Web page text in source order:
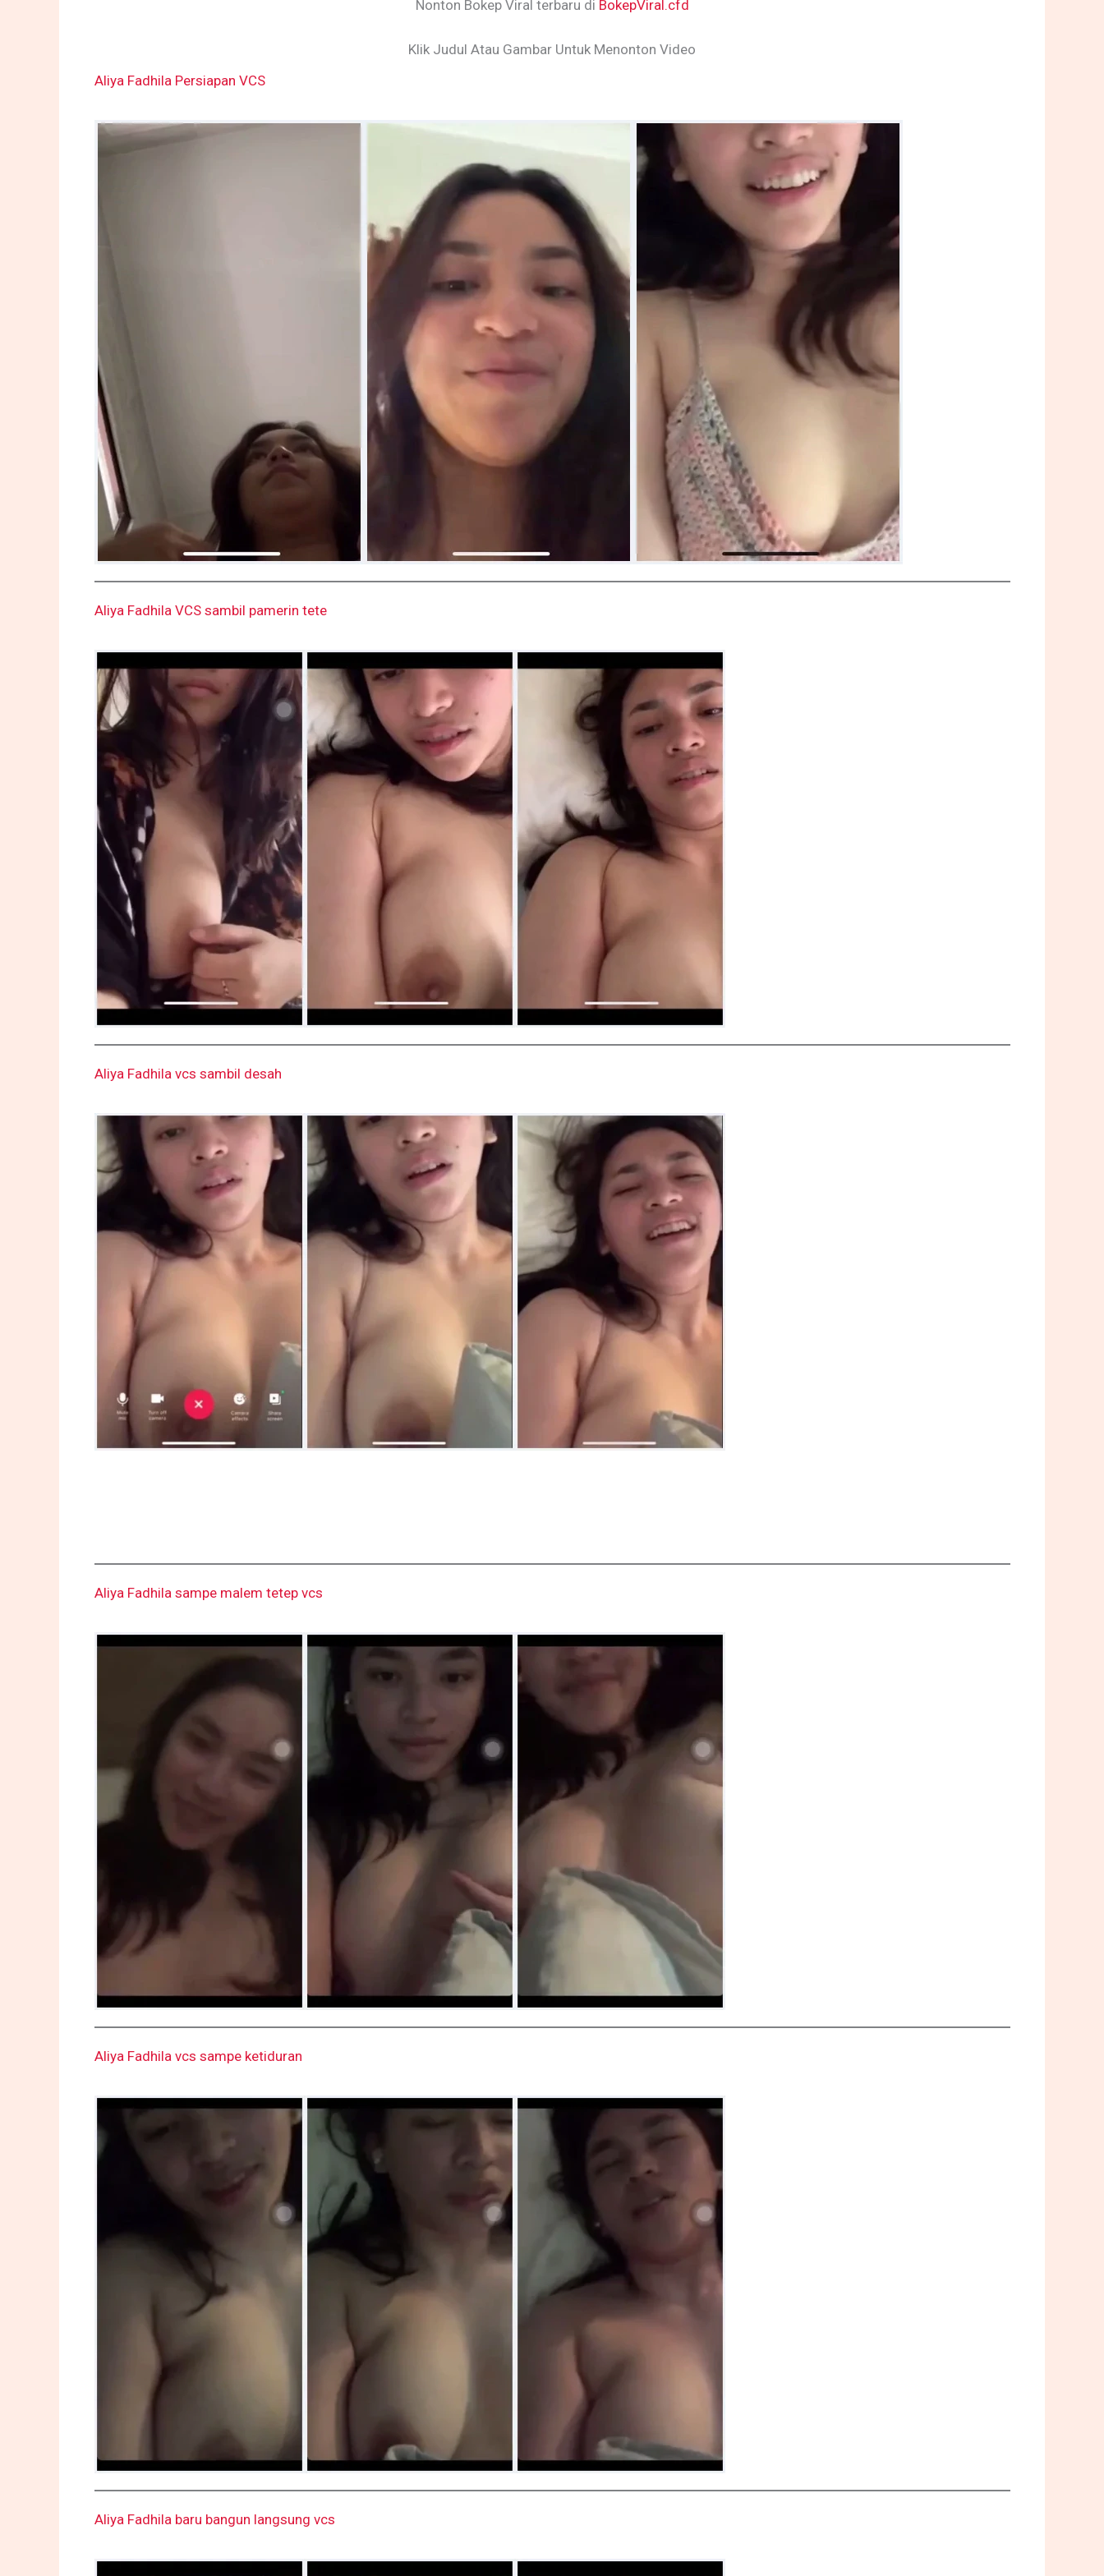
Nonton Bokep Viral terbaru di BokepViral.cfd
Klik Judul Atau Gambar Untuk Menonton Video
Aliya Fadhila Persiapan VCS
Aliya Fadhila VCS sambil pamerin tete
Aliya Fadhila vcs sambil desah
Aliya Fadhila sampe malem tetep vcs
Aliya Fadhila vcs sampe ketiduran
Aliya Fadhila baru bangun langsung vcs